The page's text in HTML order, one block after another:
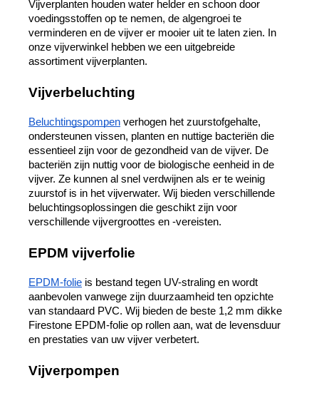
Vijverplanten houden water helder en schoon door
voedingsstoffen op te nemen, de algengroei te
verminderen en de vijver er mooier uit te laten zien. In
onze vijverwinkel hebben we een uitgebreide
assortiment vijverplanten.
Vijverbeluchting
Beluchtingspompen verhogen het zuurstofgehalte,
ondersteunen vissen, planten en nuttige bacteriën die
essentieel zijn voor de gezondheid van de vijver. De
bacteriën zijn nuttig voor de biologische eenheid in de
vijver. Ze kunnen al snel verdwijnen als er te weinig
zuurstof is in het vijverwater. Wij bieden verschillende
beluchtingsoplossingen die geschikt zijn voor
verschillende vijvergroottes en -vereisten.
EPDM vijverfolie
EPDM-folie is bestand tegen UV-straling en wordt
aanbevolen vanwege zijn duurzaamheid ten opzichte
van standaard PVC. Wij bieden de beste 1,2 mm dikke
Firestone EPDM-folie op rollen aan, wat de levensduur
en prestaties van uw vijver verbetert.
Vijverpompen